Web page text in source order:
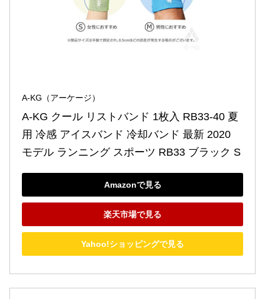
A-KG（アーケージ）
A-KG クール リストバンド 1枚入 RB33-40 夏
用 冷感 アイスバンド 冷却バンド 最新 2020
モデル ランニング スポーツ RB33 ブラック S
Amazonで見る
楽天市場で見る
Yahoo!ショッピングで見る